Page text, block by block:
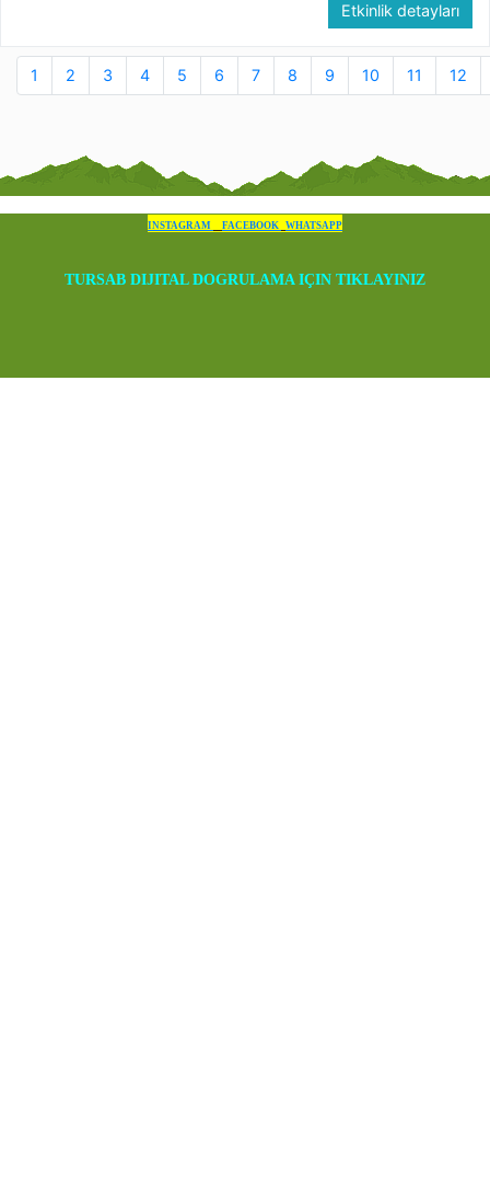
Etkinlik detayları
1 2 3 4 5 6 7 8 9 10 11 12
INSTAGRAM FACEBOOK WHATSAPP
TURSAB DIJITAL DOGRULAMA IÇIN TIKLAYINIZ